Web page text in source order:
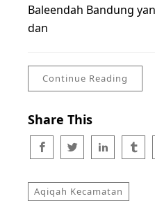
Baleendah Bandung
dan
Continue Reading
Share This
Aqiqah Kecamatan